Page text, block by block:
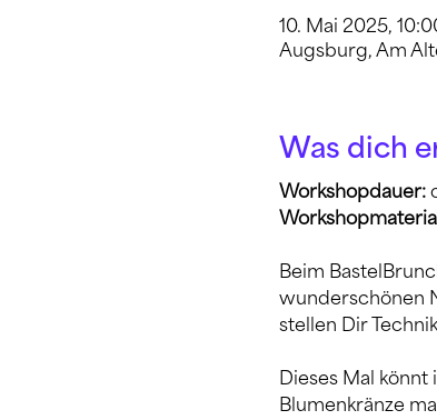
10. Mai 2025,
Augsburg, Am
Was dich
Workshopdauer:
Beim
wunderschönen
stellen Dir
Dieses Mal
Blumenkränze